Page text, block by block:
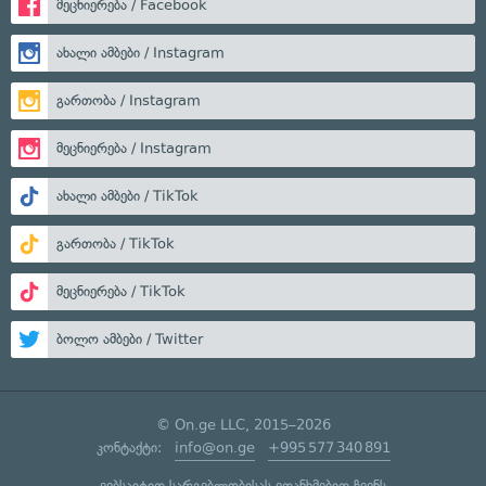
მეცნიერება / Facebook
ახალი ამბები / Instagram
გართობა / Instagram
მეცნიერება / Instagram
ახალი ამბები / TikTok
გართობა / TikTok
მეცნიერება / TikTok
ბოლო ამბები / Twitter
© On.ge LLC, 2015–2026
კონტაქტი: info@on.ge +995 577 340 891